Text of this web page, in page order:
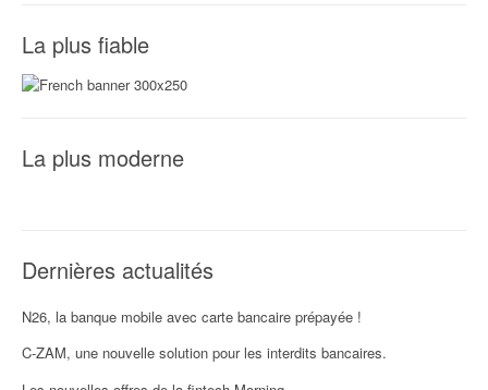
La plus fiable
La plus moderne
Dernières actualités
N26, la banque mobile avec carte bancaire prépayée !
C-ZAM, une nouvelle solution pour les interdits bancaires.